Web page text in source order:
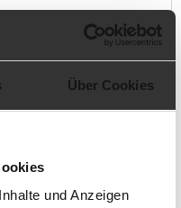
Über Cookies
und Anzeigen